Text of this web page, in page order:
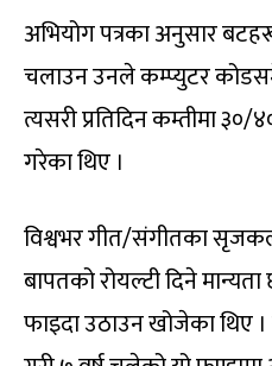
अभियोग पत्रका अनुसार
चलाउन उनले कम्प्युटर
त्यसरी प्रतिदिन कम्तीमा ३०/
गरेका थिए ।
विश्वभर गीत/संगीतका
बापतको रोयल्टी दिने
फाइदा उठाउन खोजेका थिए